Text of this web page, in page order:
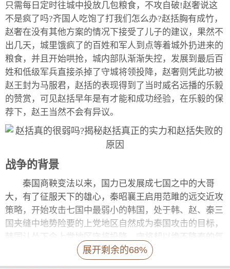
只需每日定时往城中投放几包粮食，不攻自破!赵奢说这
不是疯了吗?齐国人吃饱了打我们怎么办?赵括胸有成竹，
赵奢在没有其他方案的情况下接受了儿子的建议，果然不
出几天，城里饿疯了的百姓和军人到点等着城外扔进来的
粮食，并且开始哄抢，城内部队渐渐失控，发展到最后百
姓和低级军兵直接杀掉了守城将领投降，赵奢则凭此功被
赵王封为马服君，赵括的表现得到了当时威名远播的乐毅
的赞赏，可见赵括早年是有才能和成功经验，在乐毅的保
荐下，赵王当然不会有异议。
战争的背景
秦国商鞅变法以来，国力已发展成七国之中的大哥
大，有了征服天下的雄心，秦昭襄王启用范雎的远交近攻
策略，开始攻击七国中最弱小的韩国，处于韩、赵、秦三
国夹缝中地势险要的上党地区自然成为秦国攻击的目标，
韩国认怂下令上党地区守将投降，守将却以绝不降秦的气
节，转而投降军事实力很强的赵国，这对于赵国来讲却成
了一个大大的难题，接受投降意味着把秦国得罪到底;不
展开剩余的68%